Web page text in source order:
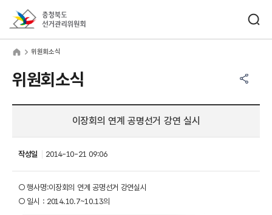
위원회소식
위원회소식
이장회의 연계 공명선거 강연 실시
작성일 2014-10-21 09:06
○ 행사명:이장회의 연계 공명선거 강연실시
○ 일시 : 2014.10.7~10.13의